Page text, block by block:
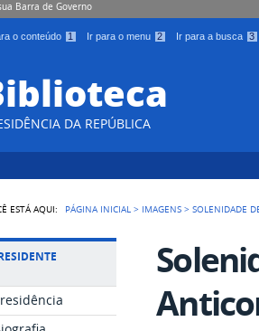
Barra de Governo
o conteúdo 1 Ir para o menu 2 Ir para a busca 3
DA REPÚBLICA
ESTÁ AQUI: PÁGINA INICIAL > IMAGENS >SOLENIDADE